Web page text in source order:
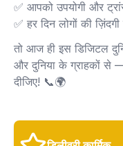
✅ आपको उपयोगी और
✅ हर दिन लोगों की
तो आज ही इस डिजिटल
और दुनिया के ग्राहकों से
दीजिए! 📞🌍